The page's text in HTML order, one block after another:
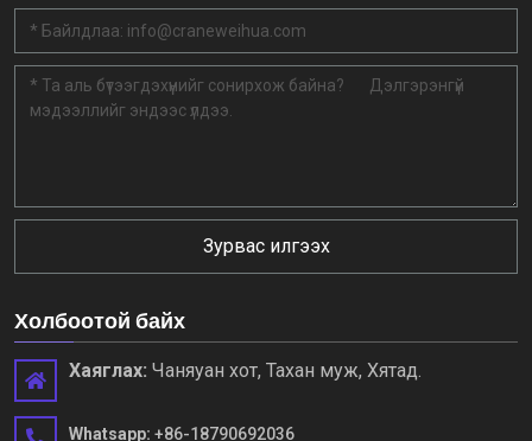
Зурвас илгээх
Холбоотой байх
Хаяглах: Чаняуан хот, Тахан муж, Хятад.
Whatsapp: +86-18790692036